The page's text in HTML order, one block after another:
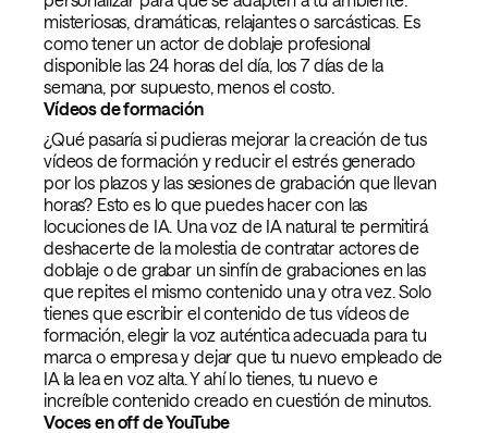
misteriosas, dramáticas, relajantes o sarcásticas. Es
como tener un actor de doblaje profesional
disponible las 24 horas del día, los 7 días de la
semana, por supuesto, menos el costo.
Vídeos de formación
¿Qué pasaría si pudieras mejorar la creación de tus
vídeos de formación y reducir el estrés generado
por los plazos y las sesiones de grabación que llevan
horas? Esto es lo que puedes hacer con las
locuciones de IA. Una voz de IA natural te permitirá
deshacerte de la molestia de contratar actores de
doblaje o de grabar un sinfín de grabaciones en las
que repites el mismo contenido una y otra vez. Solo
tienes que escribir el contenido de tus vídeos de
formación, elegir la voz auténtica adecuada para tu
marca o empresa y dejar que tu nuevo empleado de
IA la lea en voz alta. Y ahí lo tienes, tu nuevo e
increíble contenido creado en cuestión de minutos.
Voces en off de YouTube